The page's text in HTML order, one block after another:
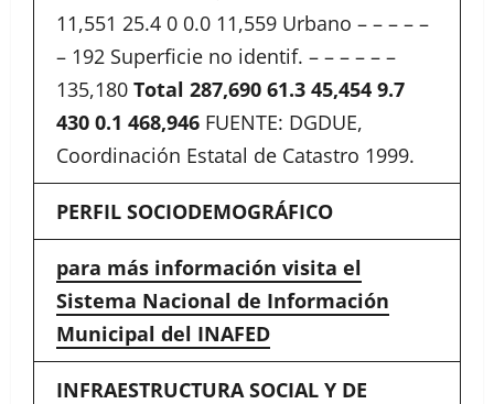
11,551 25.4 0 0.0 11,559 Urbano – – – – –
– 192 Superficie no identif. – – – – – –
135,180 Total 287,690 61.3 45,454 9.7
430 0.1 468,946 FUENTE: DGDUE,
Coordinación Estatal de Catastro 1999.
PERFIL SOCIODEMOGRÁFICO
para más información visita el
Sistema Nacional de Información
Municipal del INAFED
INFRAESTRUCTURA SOCIAL Y DE